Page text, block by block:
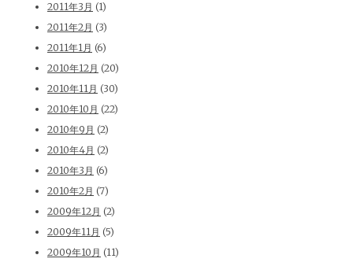
2011年3月 (1)
2011年2月 (3)
2011年1月 (6)
2010年12月 (20)
2010年11月 (30)
2010年10月 (22)
2010年9月 (2)
2010年4月 (2)
2010年3月 (6)
2010年2月 (7)
2009年12月 (2)
2009年11月 (5)
2009年10月 (11)